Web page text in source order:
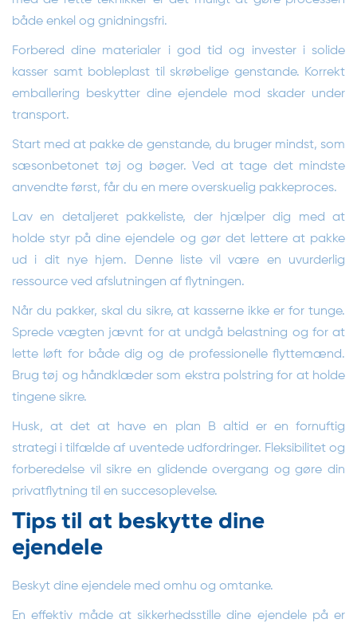
både enkel og gnidningsfri.
Forbered dine materialer i god tid og invester i solide
kasser samt bobleplast til skrøbelige genstande. Korrekt
emballering beskytter dine ejendele mod skader under
transport.
Start med at pakke de genstande, du bruger mindst, som
sæsonbetonet tøj og bøger. Ved at tage det mindste
anvendte først, får du en mere overskuelig pakkeproces.
Lav en detaljeret pakkeliste, der hjælper dig med at
holde styr på dine ejendele og gør det lettere at pakke
ud i dit nye hjem. Denne liste vil være en uvurderlig
ressource ved afslutningen af flytningen.
Når du pakker, skal du sikre, at kasserne ikke er for tunge.
Sprede vægten jævnt for at undgå belastning og for at
lette løft for både dig og de professionelle flyttemænd.
Brug tøj og håndklæder som ekstra polstring for at holde
tingene sikre.
Husk, at det at have en plan B altid er en fornuftig
strategi i tilfælde af uventede udfordringer. Fleksibilitet og
forberedelse vil sikre en glidende overgang og gøre din
privatflytning til en succesoplevelse.
Tips til at beskytte dine
ejendele
Beskyt dine ejendele med omhu og omtanke.
En effektiv måde at sikkerhedsstille dine ejendele på er